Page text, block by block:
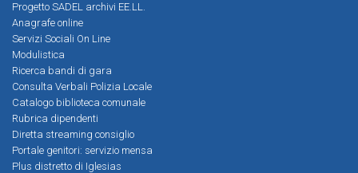
Progetto SADEL archivi EE.LL.
Anagrafe online
Servizi Sociali On Line
Modulistica
Ricerca bandi di gara
Consulta Verbali Polizia Locale
Catalogo biblioteca comunale
Rubrica dipendenti
Diretta streaming consiglio
Portale genitori: servizio mensa
Plus distretto di Iglesias